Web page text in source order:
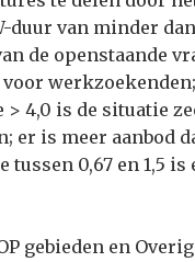
van minder
de openstaande
4,0 is de situatie
is meer aanbod
0,67 en 1,5
gebieden en